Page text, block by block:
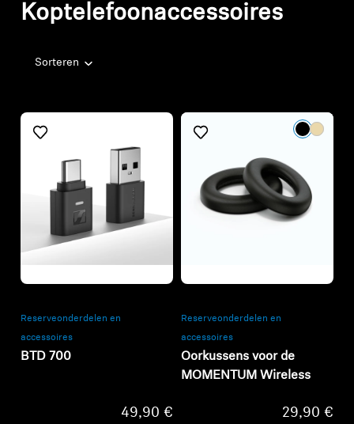
Koptelefoonaccessoires
Sorteren
Reserveonderdelen en
accessoires
BTD 700
49,90 €
Reserveonderdelen en
accessoires
Oorkussens voor de
MOMENTUM Wireless
29,90 €